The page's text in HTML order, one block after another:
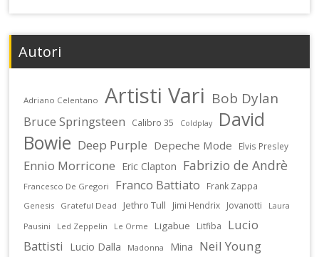
Autori
Adriano Celentano Artisti Vari Bob Dylan
Bruce Springsteen Calibro 35 Coldplay
David
Bowie Deep Purple Depeche Mode Elvis Presley
Ennio Morricone Eric Clapton Fabrizio de Andrè
Francesco De Gregori Franco Battiato Frank Zappa
Genesis Grateful Dead Jethro Tull Jimi Hendrix Jovanotti
Laura
Pausini
Led Zeppelin Le Orme Ligabue Litfiba
Lucio
Battisti
Lucio Dalla Madonna Mina Neil Young